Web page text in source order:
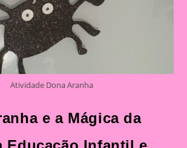
Atividade Dona Aranha
e a Mágica da